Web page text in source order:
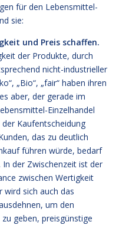
für den Lebensmittel-
sie:
und Preis schaffen.
der Produkte, durch
nicht-industrieller
„Bio“, „fair“ haben ihren
aber, der gerade im
Einzelhandel
Kaufentscheidung
das zu deutlich
führen würde, bedarf
der Zwischenzeit ist der
zwischen Wertigkeit
wird sich auch das
um den
geben, preisgünstige